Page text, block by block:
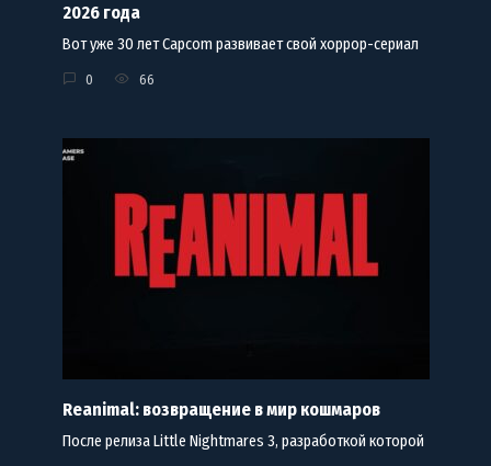
2026 года
Вот уже 30 лет Capcom развивает свой хоррор-сериал
0 66
Reanimal: возвращение в мир кошмаров
После релиза Little Nightmares 3, разработкой которой